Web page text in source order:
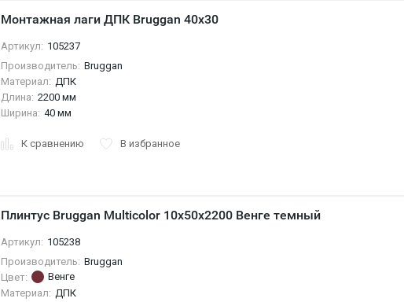
Монтажная лаги ДПК Bruggan 40x30
Артикул: 105237
Производитель: Bruggan
Материал: ДПК
Длина: 2200 мм
Ширина: 40 мм
К сравнению В избранное
Плинтус Bruggan Multicolor 10х50х2200 Венге темный
Артикул: 105238
Производитель: Bruggan
Цвет:
Венге
Материал: ДПК